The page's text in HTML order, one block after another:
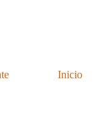
Inicio